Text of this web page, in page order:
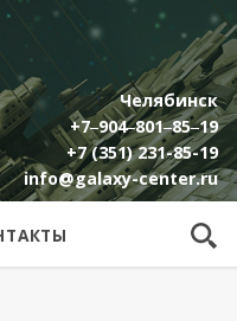
Челябинск
+7‒904‒801‒85‒19
+7 (351) 231-85-19
info@galaxy-center.ru